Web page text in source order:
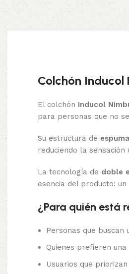
Colchón
El colchón Inducol
para personas que no
Su estructura de
reduciendo la sensación
La tecnología de doble
esencia del producto: un
¿Para quién está
Personas que buscan
Quienes prefieren una
Usuarios que